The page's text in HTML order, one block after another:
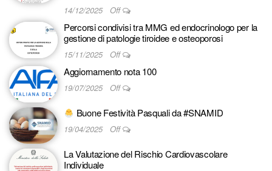
14/12/2025 Off
Percorsi condivisi tra MMG ed endocrinologo per la
gestione di patologie tiroidee e osteoporosi
15/11/2025 Off
Aggiornamento nota 100
19/07/2025 Off
Buone Festività Pasquali da #SNAMID
19/04/2025 Off
La Valutazione del Rischio Cardiovascolare
Individuale